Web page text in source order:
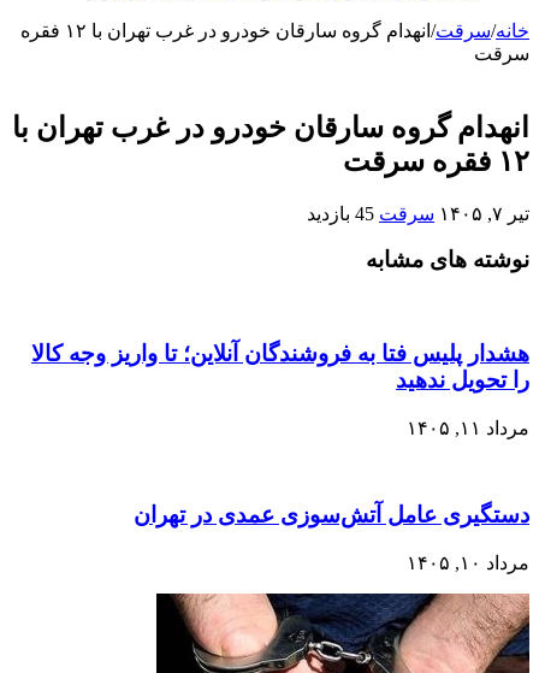
خانه/سرقت/
انهدام گروه سارقان خودرو در غرب تهران با ۱۲ فقره
سرقت
انهدام گروه سارقان خودرو در غرب تهران با
۱۲ فقره سرقت
تیر ۷, ۱۴۰۵ سرقت 45 بازدید
نوشته های مشابه
هشدار پلیس فتا به فروشندگان آنلاین؛ تا واریز وجه کالا
را تحویل ندهید
مرداد ۱۱, ۱۴۰۵
دستگیری عامل آتش‌سوزی عمدی در تهران
مرداد ۱۰, ۱۴۰۵